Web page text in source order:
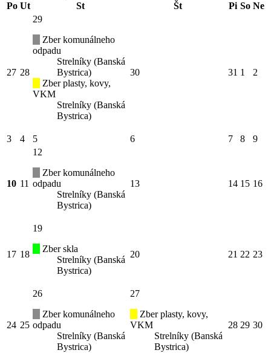
Po Ut St Št Pi So Ne
27 28
29
Zber komunálneho
odpadu
Strelníky (Banská
Bystrica)
Zber plasty, kovy,
VKM
Strelníky (Banská
Bystrica)
30 31 1 2
3 4 5 6 7 8 9
10 11
12
Zber komunálneho
odpadu
Strelníky (Banská
Bystrica)
13 14 15 16
17 18
19
Zber skla
Strelníky (Banská
Bystrica)
20 21 22 23
24 25
26
Zber komunálneho
odpadu
Strelníky (Banská
Bystrica)
27
Zber plasty, kovy,
VKM
Strelníky (Banská
Bystrica)
28 29 30